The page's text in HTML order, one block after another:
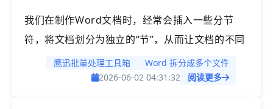
我们在制作Word文档时，经常会插入一些分节
符，将文档划分为独立的“节”，从而让文档的不同
部分可以拥有各自独立的页面格式。这就像在一栋
大楼里设置不同的房间，每个房间可以有自己的装
鹰迅批量处理工具箱
Word 拆分成多个文件
2026-06-02 04:31:32
阅读更多